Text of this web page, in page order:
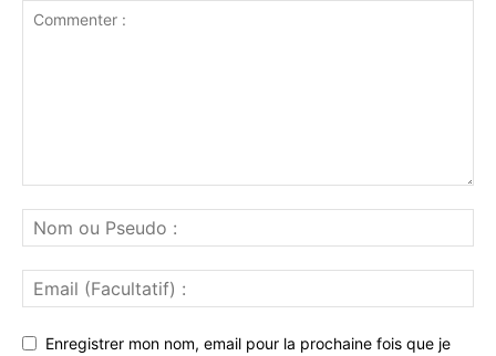
Enregistrer mon nom, email pour la prochaine fois que je